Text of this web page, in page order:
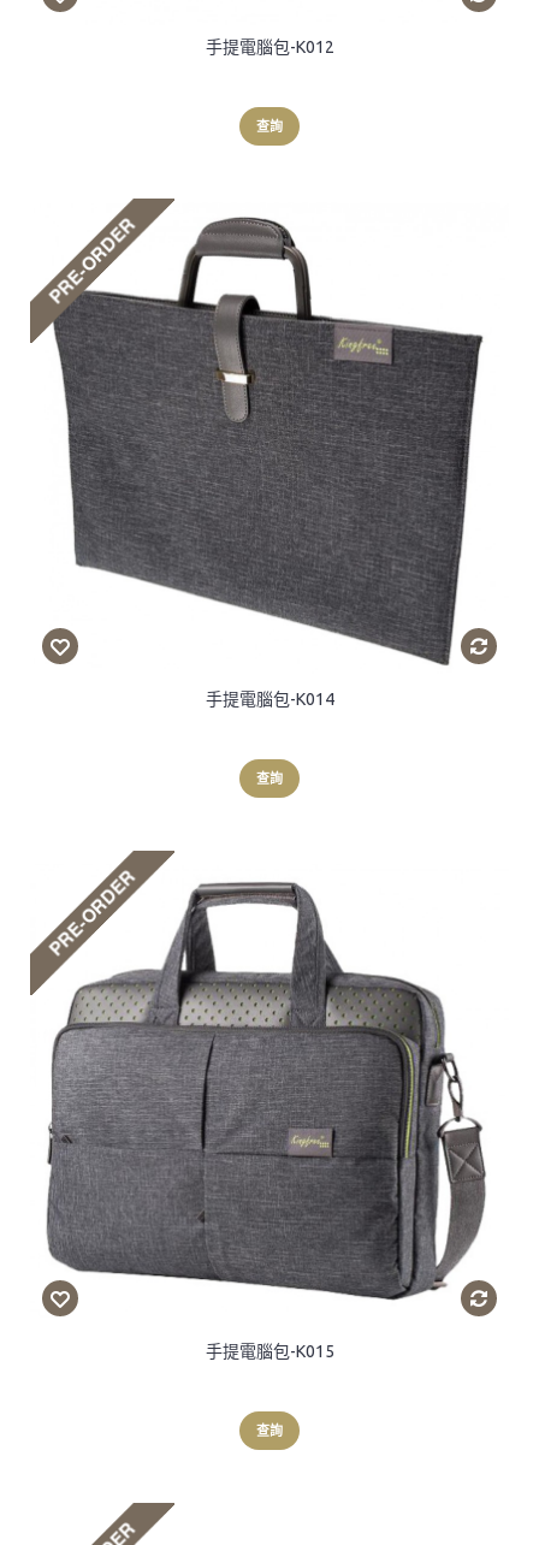
手提電腦包-K012
查詢
手提電腦包-K014
查詢
手提電腦包-K015
查詢